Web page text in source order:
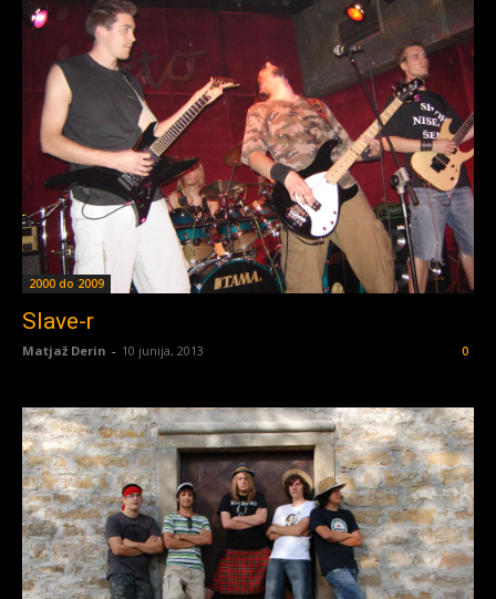
2000 do 2009
Slave-r
Matjaž Derin - 10 junija, 2013 0